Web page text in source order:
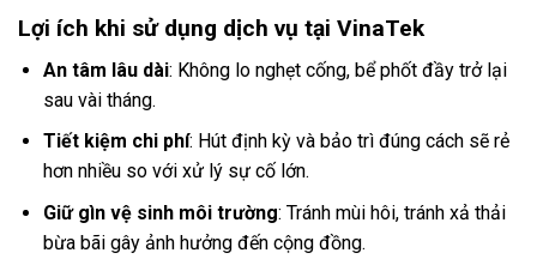
Lợi ích khi sử dụng dịch vụ tại VinaTek
An tâm lâu dài: Không lo nghẹt cống, bể phốt đầy trở lại
sau vài tháng.
Tiết kiệm chi phí: Hút định kỳ và bảo trì đúng cách sẽ rẻ
hơn nhiều so với xử lý sự cố lớn.
Giữ gìn vệ sinh môi trường: Tránh mùi hôi, tránh xả thải
bừa bãi gây ảnh hưởng đến cộng đồng.